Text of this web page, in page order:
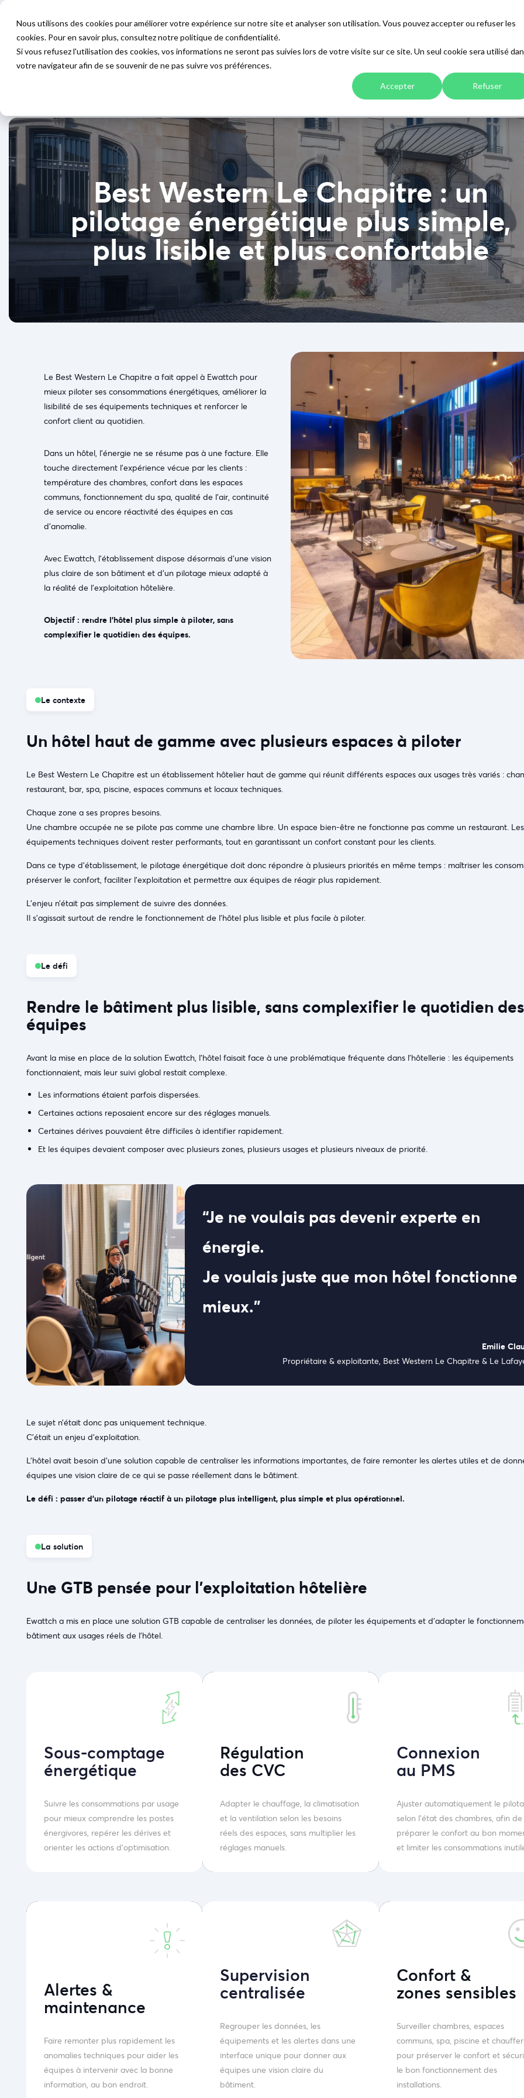
Nous utilisons des cookies pour améliorer votre expérience sur notre site et analyser son utilisation. Vous pouvez accepter ou refuser les
cookies. Pour en savoir plus, consultez notre politique de confidentialité.
Si vous refusez l'utilisation des cookies, vos informations ne seront pas suivies lors de votre visite sur ce site. Un seul cookie sera utilisé
votre navigateur afin de se souvenir de ne pas suivre vos préférences.
Accepter Refuser
HôtellerieAutres Secteurs TechnologieDevenir Partenaire
Best Western Le Chapitre : un pilotage énergétique plus simple, plus lisible et plus confortable
Best Western Le Chapitre : un
pilotage énergétique plus simple,
plus lisible et plus confortable
Le Best Western Le Chapitre a fait appel à Ewattch pour
mieux piloter ses consommations énergétiques, améliorer la
lisibilité de ses équipements techniques et renforcer le
confort client au quotidien.
Dans un hôtel, l’énergie ne se résume pas à une facture. Elle
touche directement l’expérience vécue par les clients :
température des chambres, confort dans les espaces
communs, fonctionnement du spa, qualité de l’air, continuité
de service ou encore réactivité des équipes en cas
d’anomalie.
Avec Ewattch, l’établissement dispose désormais d’une vision
plus claire de son bâtiment et d’un pilotage mieux adapté à
la réalité de l’exploitation hôtelière.
Objectif : rendre l’hôtel plus simple à piloter, sans
complexifier le quotidien des équipes.
Le contexte
Un hôtel haut de gamme avec plusieurs espaces à piloter
Le Best Western Le Chapitre est un établissement hôtelier haut de gamme qui réunit différents espaces aux usages très variés :
restaurant, bar, spa, piscine, espaces communs et locaux techniques.
Chaque zone a ses propres besoins.
Une chambre occupée ne se pilote pas comme une chambre libre. Un espace bien-être ne fonctionne pas comme un restaurant. Les
équipements techniques doivent rester performants, tout en garantissant un confort constant pour les clients.
Dans ce type d’établissement, le pilotage énergétique doit donc répondre à plusieurs priorités en même temps : maîtriser les
préserver le confort, faciliter l’exploitation et permettre aux équipes de réagir plus rapidement.
L’enjeu n’était pas simplement de suivre des données.
Il s’agissait surtout de rendre le fonctionnement de l’hôtel plus lisible et plus facile à piloter.
Le défi
Rendre le bâtiment plus lisible, sans complexifier le quotidien des
équipes
Avant la mise en place de la solution Ewattch, l’hôtel faisait face à une problématique fréquente dans l’hôtellerie : les équipements
fonctionnaient, mais leur suivi global restait complexe.
Les informations étaient parfois dispersées.
Certaines actions reposaient encore sur des réglages manuels.
Certaines dérives pouvaient être difficiles à identifier rapidement.
Et les équipes devaient composer avec plusieurs zones, plusieurs usages et plusieurs niveaux de priorité.
“Je ne voulais pas devenir experte en
énergie.
Je voulais juste que mon hôtel fonctionne
mieux.”
Emilie
Propriétaire & exploitante, Best Western Le Chapitre & Le
Le sujet n’était donc pas uniquement technique.
C’était un enjeu d’exploitation.
L’hôtel avait besoin d’une solution capable de centraliser les informations importantes, de faire remonter les alertes utiles et de
équipes une vision claire de ce qui se passe réellement dans le bâtiment.
Le défi : passer d’un pilotage réactif à un pilotage plus intelligent, plus simple et plus opérationnel.
La solution
Une GTB pensée pour l’exploitation hôtelière
Ewattch a mis en place une solution GTB capable de centraliser les données, de piloter les équipements et d’adapter le
bâtiment aux usages réels de l’hôtel.
Sous-comptage
énergétique
Suivre les consommations par usage
pour mieux comprendre les postes
énergivores, repérer les dérives et
orienter les actions d’optimisation.
Régulation
des CVC
Adapter le chauffage, la climatisation
et la ventilation selon les besoins
réels des espaces, sans multiplier les
réglages manuels.
Connexion
au PMS
Ajuster automatiquement le
selon l’état des chambres, afin de
préparer le confort au bon
et limiter les consommations
Alertes &
maintenance
Faire remonter plus rapidement les
anomalies techniques pour aider les
équipes à intervenir avec la bonne
information, au bon endroit.
Supervision
centralisée
Regrouper les données, les
équipements et les alertes dans une
interface unique pour donner aux
équipes une vision claire du
bâtiment.
Confort &
zones sensibles
Surveiller chambres, espaces
communs, spa, piscine et
pour préserver le confort et
le bon fonctionnement des
installations.